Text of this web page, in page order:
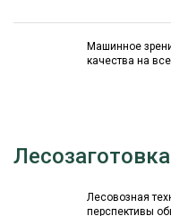
Машинное
качества на
Лесозаготовка
Лесовозная
перспективы